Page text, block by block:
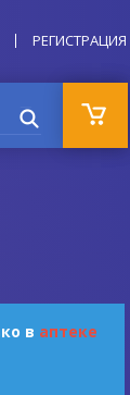
РЕГИСТРАЦИЯ
в аптеке